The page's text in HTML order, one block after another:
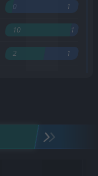
0 1
10 1
2 1